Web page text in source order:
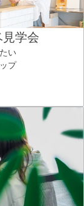
学会
い
プ